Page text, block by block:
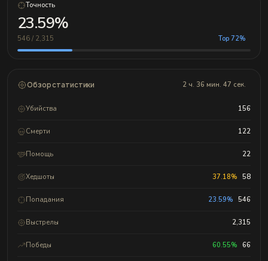
Точность
23.59%
546 / 2,315 Top 72%
Обзор статистики 2 ч. 36 мин. 47 сек.
Убийства 156
Смерти 122
Помощь 22
Хедшоты 37.18% 58
Попадания 23.59% 546
Выстрелы 2,315
Победы 60.55% 66